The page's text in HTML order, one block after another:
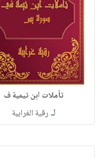
تأملات ابن تيمية ف
لـ رقية الغرايبة